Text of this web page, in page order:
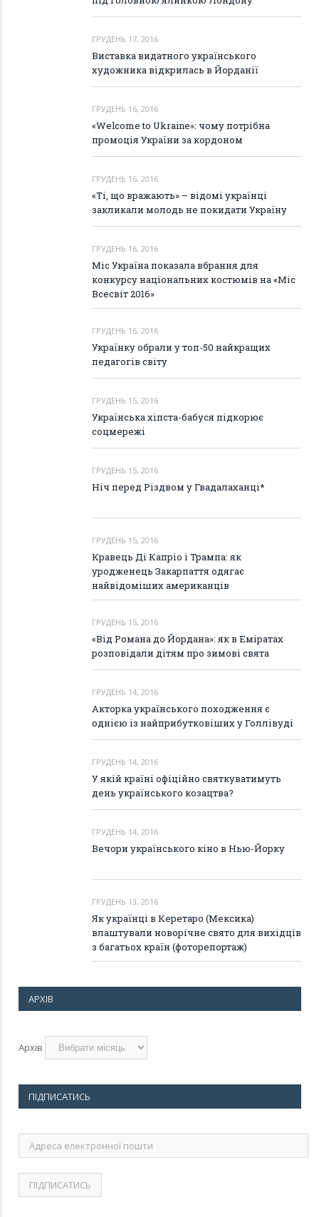
ГРУДЕНЬ 17, 2016
Виставка видатного українського
художника відкрилась в Йорданії
ГРУДЕНЬ 16, 2016
«Welcome to Ukraine»: чому потрібна
промоція України за кордоном
ГРУДЕНЬ 16, 2016
«Ті, що вражають» – відомі українці
закликали молодь не покидати Україну
ГРУДЕНЬ 16, 2016
Міс Україна показала вбрання для
конкурсу національних костюмів на «Міс
Всесвіт 2016»
ГРУДЕНЬ 16, 2016
Українку обрали у топ-50 найкращих
педагогів світу
ГРУДЕНЬ 15, 2016
Українська хіпста-бабуся підкорює
соцмережі
ГРУДЕНЬ 15, 2016
Ніч перед Різдвом у Гвадалаханці*
ГРУДЕНЬ 15, 2016
Кравець Ді Капріо і Трампа: як
уродженець Закарпаття одягає
найвідоміших американців
ГРУДЕНЬ 15, 2016
«Від Романа до Йордана»: як в Еміратах
розповідали дітям про зимові свята
ГРУДЕНЬ 14, 2016
Акторка українського походження є
однією із найприбутковіших у Голлівуді
ГРУДЕНЬ 14, 2016
У якій країні офіційно святкуватимуть
день українського козацтва?
ГРУДЕНЬ 14, 2016
Вечори українського кіно в Нью-Йорку
ГРУДЕНЬ 13, 2016
Як українці в Керетаро (Мексика)
влаштували новорічне свято для вихідців
з багатьох країн (фоторепортаж)
АРХІВ
Архів
ПІДПИСАТИСЬ
Адреса
електронної